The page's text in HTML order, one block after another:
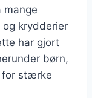
mange
krydderier
har gjort
børn,
for stærke